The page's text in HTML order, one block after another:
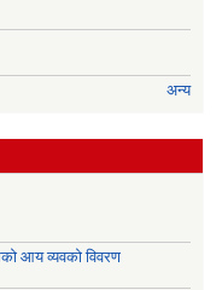
अन्य
आय व्यवको विवरण